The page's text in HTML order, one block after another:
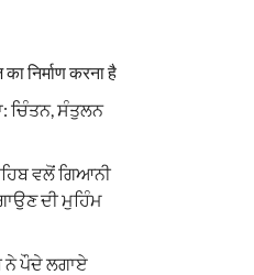
निर्माण करना है
ਚਿੰਤਨ, ਸੰਤੁਲਨ
ਵਲੋਂ ਗਿਆਨੀ
ਦੀ ਮੁਹਿੰਮ
ਨੇ ਪੌਦੇ ਲਗਾਏ